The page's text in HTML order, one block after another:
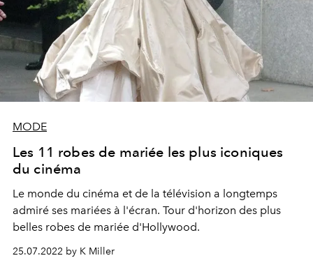
MODE
Les 11 robes de mariée les plus iconiques
du cinéma
Le monde du cinéma et de la télévision a longtemps
admiré ses mariées à l'écran. Tour d'horizon des plus
belles robes de mariée d'Hollywood.
25.07.2022 by K Miller